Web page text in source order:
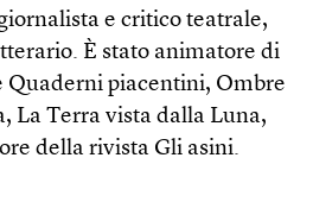
e critico teatrale,
È stato animatore di
Quaderni piacentini, Ombre
La Terra vista dalla Luna,
della rivista Gli asini.